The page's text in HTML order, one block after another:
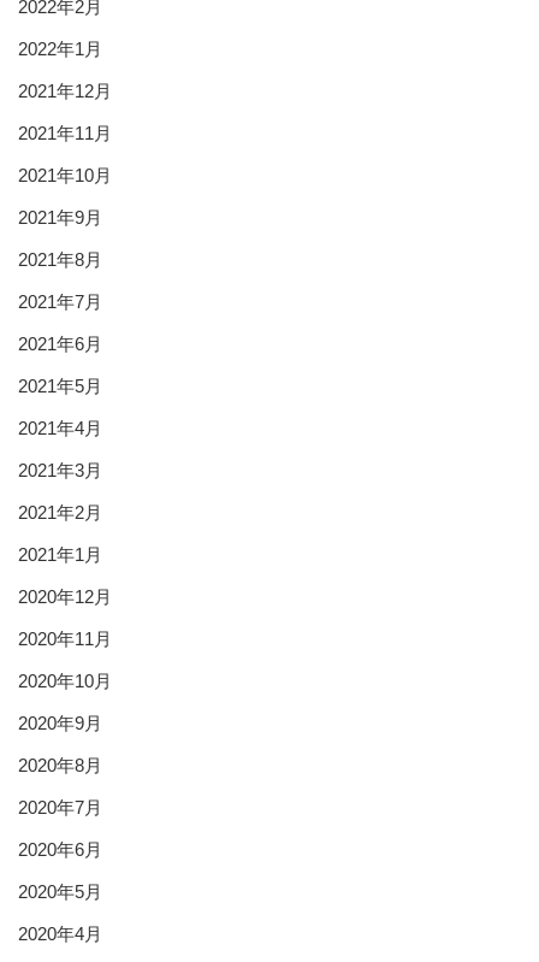
2022年2月
2022年1月
2021年12月
2021年11月
2021年10月
2021年9月
2021年8月
2021年7月
2021年6月
2021年5月
2021年4月
2021年3月
2021年2月
2021年1月
2020年12月
2020年11月
2020年10月
2020年9月
2020年8月
2020年7月
2020年6月
2020年5月
2020年4月